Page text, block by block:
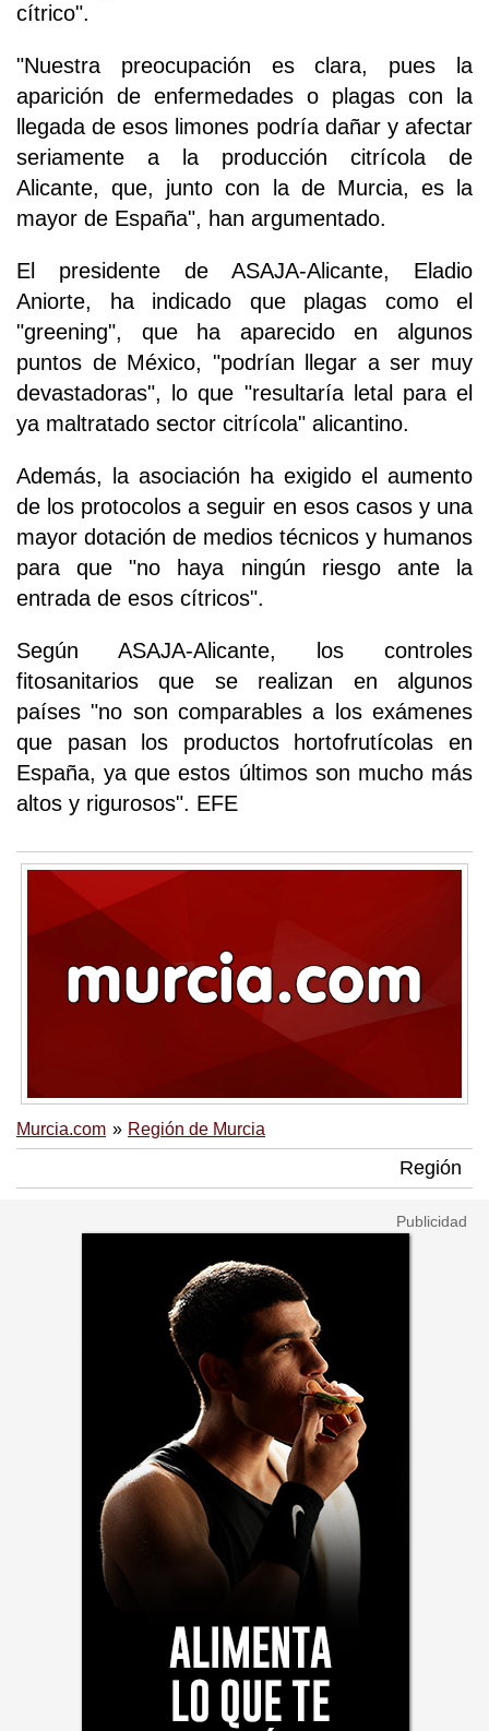
cítrico".
"Nuestra preocupación es clara, pues la
aparición de enfermedades o plagas con la
llegada de esos limones podría dañar y afectar
seriamente a la producción citrícola de
Alicante, que, junto con la de Murcia, es la
mayor de España", han argumentado.
El presidente de ASAJA-Alicante, Eladio
Aniorte, ha indicado que plagas como el
"greening", que ha aparecido en algunos
puntos de México, "podrían llegar a ser muy
devastadoras", lo que "resultaría letal para el
ya maltratado sector citrícola" alicantino.
Además, la asociación ha exigido el aumento
de los protocolos a seguir en esos casos y una
mayor dotación de medios técnicos y humanos
para que "no haya ningún riesgo ante la
entrada de esos cítricos".
Según ASAJA-Alicante, los controles
fitosanitarios que se realizan en algunos
países "no son comparables a los exámenes
que pasan los productos hortofrutícolas en
España, ya que estos últimos son mucho más
altos y rigurosos". EFE
Murcia.com Región de Murcia
Región